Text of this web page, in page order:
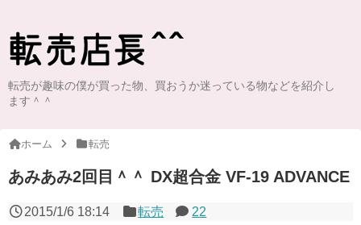
転売が趣味の僕が買った物、買おうか迷っている物などを紹介し
ます＾＾
ホーム 転売
あみあみ2回目＾＾ DX超合金 VF-19 ADVANCE
2015/1/6 18:14 転売 22